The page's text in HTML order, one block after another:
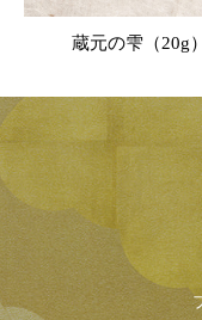
蔵元の雫（20g）